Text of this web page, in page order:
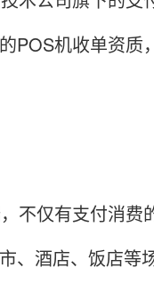
POS机收单资
不仅有支付消
、酒店、饭店